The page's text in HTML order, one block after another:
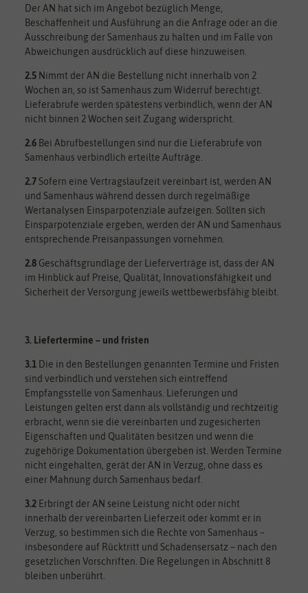
Der AN hat sich im Angebot bezüglich Menge,
Beschaffenheit und Ausführung an die Anfrage oder an die
Ausschreibung der Samenhaus zu halten und im Falle von
Abweichungen ausdrücklich auf diese hinzuweisen.
2.5 Nimmt der AN die Bestellung nicht innerhalb von 2
Wochen an, so ist Samenhaus zum Widerruf berechtigt.
Lieferabrufe werden spätestens verbindlich, wenn der AN
nicht binnen 2 Wochen seit Zugang widerspricht.
2.6 Bei Abrufbestellungen sind nur die Lieferabrufe von
Samenhaus verbindlich erteilte Aufträge.
2.7 Sofern eine Vertragslaufzeit vereinbart ist, werden AN
und Samenhaus während dessen durch regelmäßige
Wertanalysen Einsparpotenziale aufzeigen. Sollten sich
Einsparpotenziale ergeben, werden der AN und Samenhaus
entsprechende Preisanpassungen vornehmen.
2.8 Geschäftsgrundlage der Lieferverträge ist, dass der AN
im Hinblick auf Preise, Qualität, Innovationsfähigkeit und
Sicherheit der Versorgung jeweils wettbewerbsfähig bleibt.
3. Liefertermine – und fristen
3.1 Die in den Bestellungen genannten Termine und Fristen
sind verbindlich und verstehen sich eintreffend
Empfangsstelle von Samenhaus. Lieferungen und
Leistungen gelten erst dann als vollständig und rechtzeitig
erbracht, wenn sie die vereinbarten und zugesicherten
Eigenschaften und Qualitäten besitzen und wenn die
zugehörige Dokumentation übergeben ist. Werden Termine
nicht eingehalten, gerät der AN in Verzug, ohne dass es
einer Mahnung durch Samenhaus bedarf.
3.2 Erbringt der AN seine Leistung nicht oder nicht
innerhalb der vereinbarten Lieferzeit oder kommt er in
Verzug, so bestimmen sich die Rechte von Samenhaus –
insbesondere auf Rücktritt und Schadensersatz – nach den
gesetzlichen Vorschriften. Die Regelungen in Abschnitt 8
bleiben unberührt.